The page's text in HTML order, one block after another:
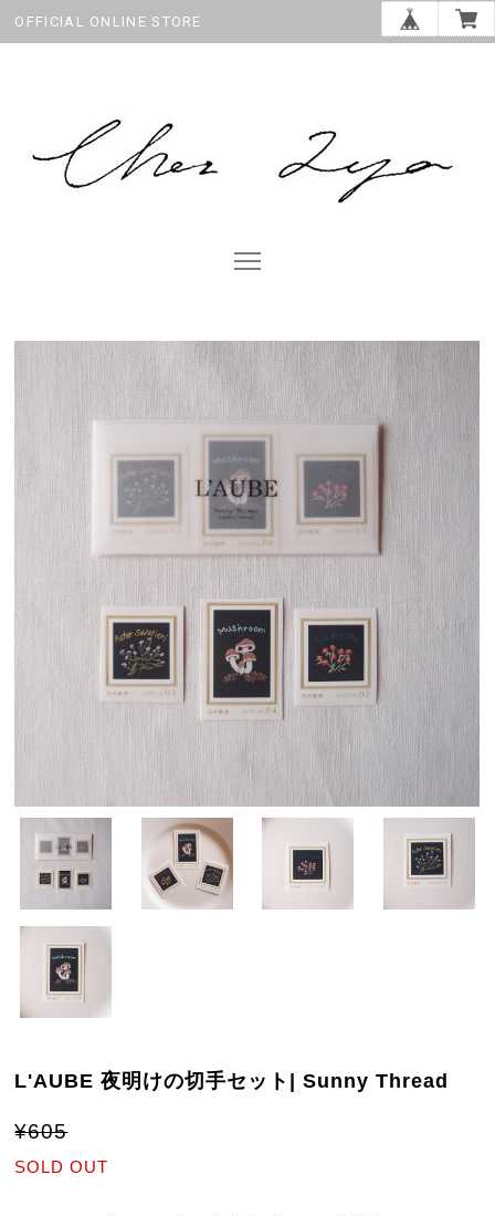
OFFICIAL ONLINE STORE
L'AUBE 夜明けの切手セット| Sunny Thread
¥605
SOLD OUT